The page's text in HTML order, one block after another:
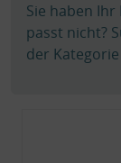
Sie haben
passt nicht?
der Kategorie